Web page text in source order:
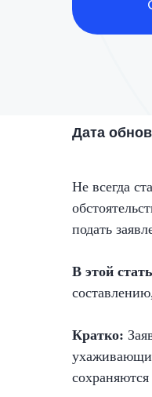
Дата
Не всегда
подать
В этой
Кратко: